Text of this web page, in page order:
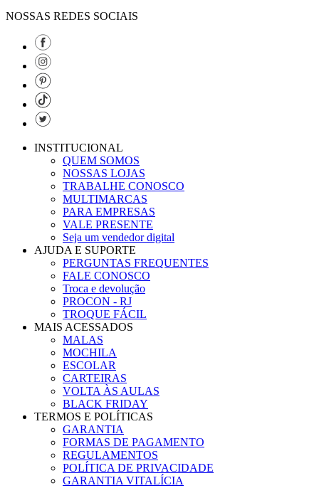
NOSSAS REDES SOCIAIS
INSTITUCIONAL
QUEM SOMOS
NOSSAS LOJAS
TRABALHE CONOSCO
MULTIMARCAS
PARA EMPRESAS
VALE PRESENTE
Seja um vendedor digital
AJUDA E SUPORTE
PERGUNTAS FREQUENTES
FALE CONOSCO
Troca e devolução
PROCON - RJ
TROQUE FÁCIL
MAIS ACESSADOS
MALAS
MOCHILA
ESCOLAR
CARTEIRAS
VOLTA ÀS AULAS
BLACK FRIDAY
TERMOS E POLÍTICAS
GARANTIA
FORMAS DE PAGAMENTO
REGULAMENTOS
POLÍTICA DE PRIVACIDADE
GARANTIA VITALÍCIA